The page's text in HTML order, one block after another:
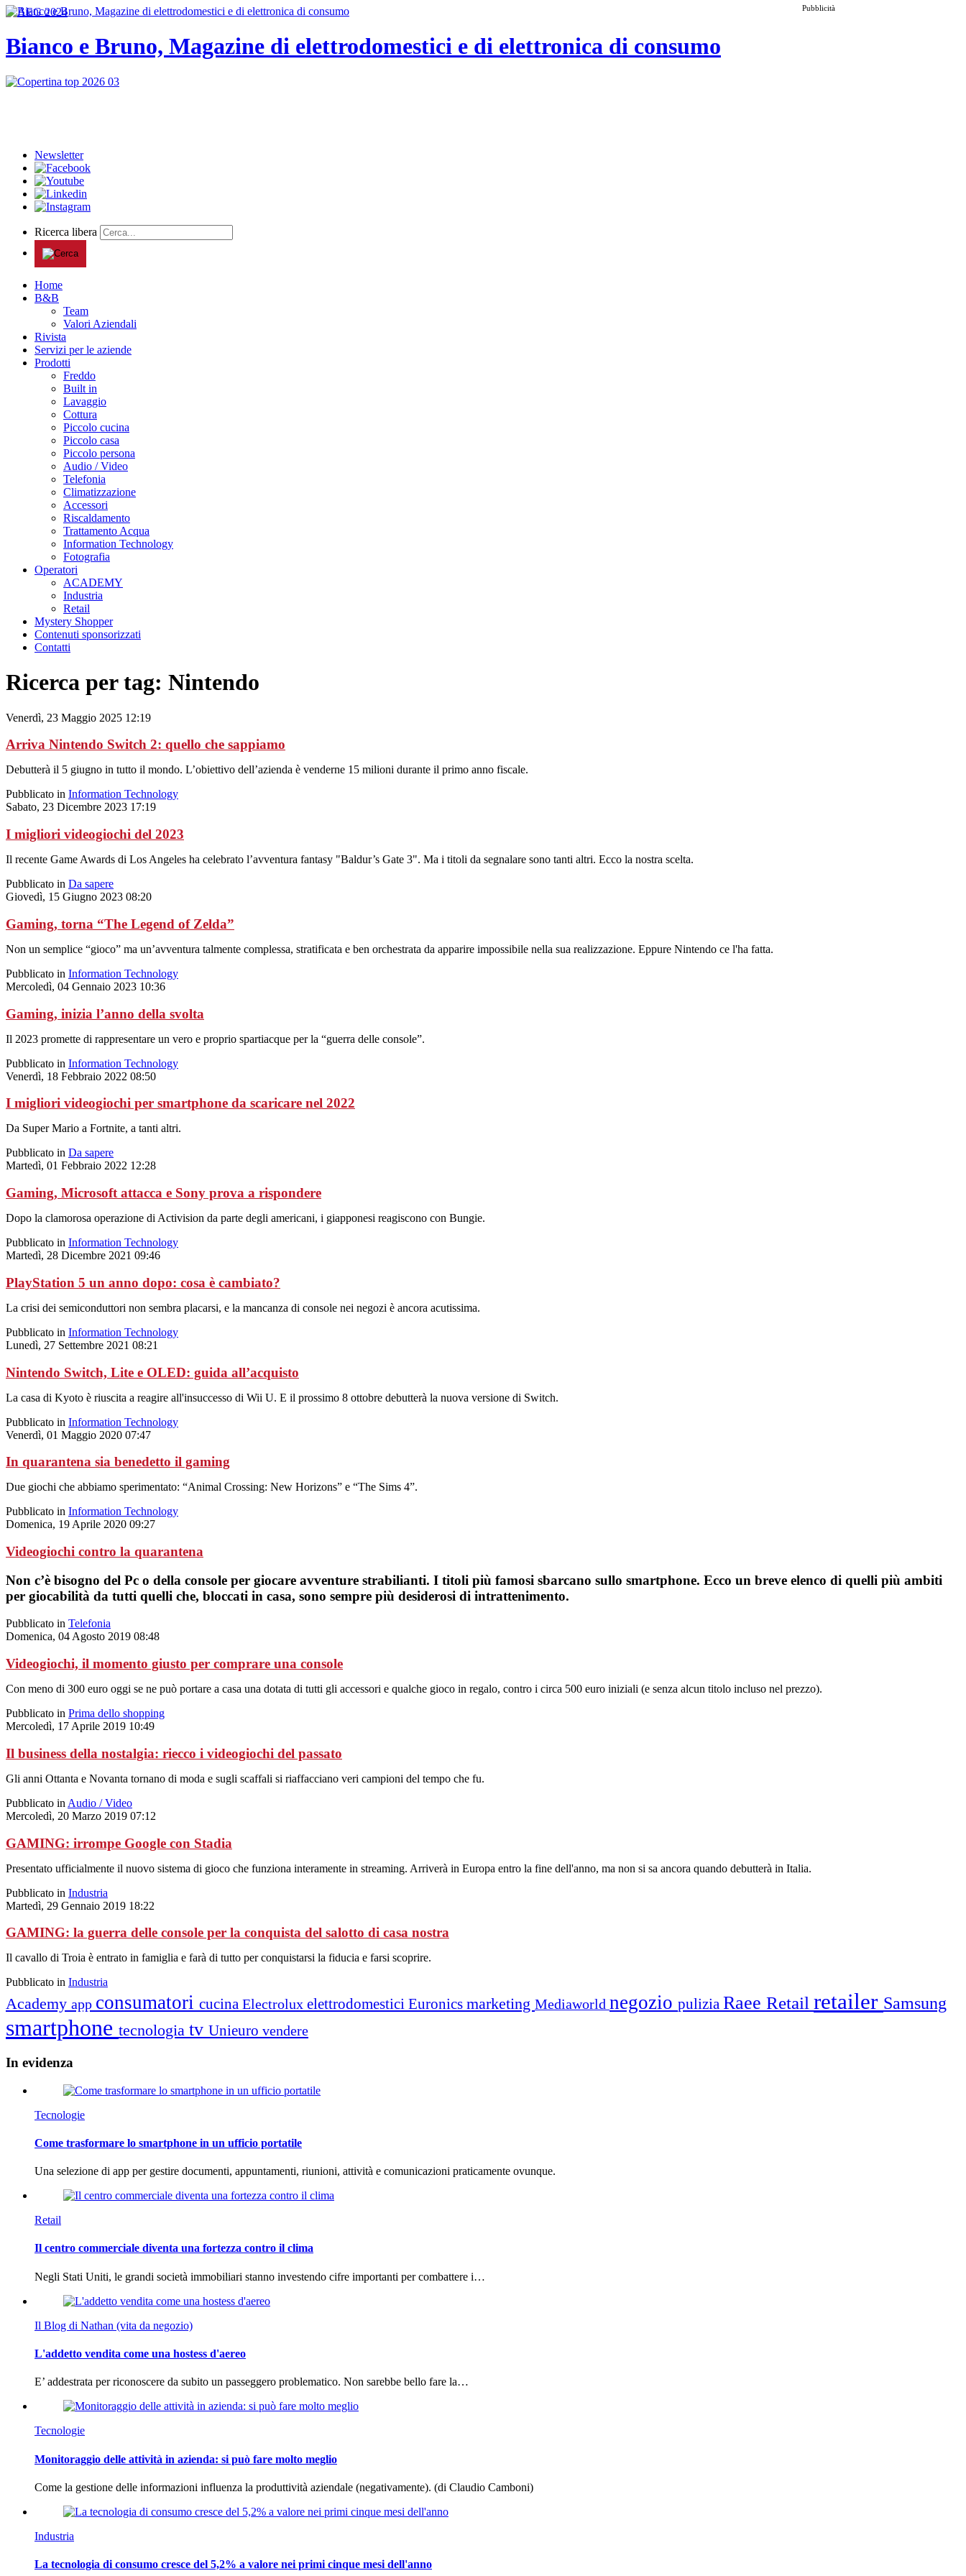
Pubblicità
Bianco e Bruno, Magazine di elettrodomestici e di elettronica di consumo
Newsletter
Ricerca libera
Home
B&B
Team
Valori Aziendali
Rivista
Servizi per le aziende
Prodotti
Freddo
Built in
Lavaggio
Cottura
Piccolo cucina
Piccolo casa
Piccolo persona
Audio / Video
Telefonia
Climatizzazione
Accessori
Riscaldamento
Trattamento Acqua
Information Technology
Fotografia
Operatori
ACADEMY
Industria
Retail
Mystery Shopper
Contenuti sponsorizzati
Contatti
Ricerca per tag: Nintendo
Venerdì, 23 Maggio 2025 12:19
Arriva Nintendo Switch 2: quello che sappiamo
Debutterà il 5 giugno in tutto il mondo. L’obiettivo dell’azienda è venderne 15 milioni durante il primo anno fiscale.
Pubblicato in Information Technology
Sabato, 23 Dicembre 2023 17:19
I migliori videogiochi del 2023
Il recente Game Awards di Los Angeles ha celebrato l’avventura fantasy "Baldur’s Gate 3". Ma i titoli da segnalare sono tanti altri. Ecco la nostra scelta.
Pubblicato in Da sapere
Giovedì, 15 Giugno 2023 08:20
Gaming, torna “The Legend of Zelda”
Non un semplice “gioco” ma un’avventura talmente complessa, stratificata e ben orchestrata da apparire impossibile nella sua realizzazione. Eppure Nintendo ce l'ha fatta.
Pubblicato in Information Technology
Mercoledì, 04 Gennaio 2023 10:36
Gaming, inizia l’anno della svolta
Il 2023 promette di rappresentare un vero e proprio spartiacque per la “guerra delle console”.
Pubblicato in Information Technology
Venerdì, 18 Febbraio 2022 08:50
I migliori videogiochi per smartphone da scaricare nel 2022
Da Super Mario a Fortnite, a tanti altri.
Pubblicato in Da sapere
Martedì, 01 Febbraio 2022 12:28
Gaming, Microsoft attacca e Sony prova a rispondere
Dopo la clamorosa operazione di Activision da parte degli americani, i giapponesi reagiscono con Bungie.
Pubblicato in Information Technology
Martedì, 28 Dicembre 2021 09:46
PlayStation 5 un anno dopo: cosa è cambiato?
La crisi dei semiconduttori non sembra placarsi, e la mancanza di console nei negozi è ancora acutissima.
Pubblicato in Information Technology
Lunedì, 27 Settembre 2021 08:21
Nintendo Switch, Lite e OLED: guida all’acquisto
La casa di Kyoto è riuscita a reagire all'insuccesso di Wii U. E il prossimo 8 ottobre debutterà la nuova versione di Switch.
Pubblicato in Information Technology
Venerdì, 01 Maggio 2020 07:47
In quarantena sia benedetto il gaming
Due giochi che abbiamo sperimentato: “Animal Crossing: New Horizons” e “The Sims 4”.
Pubblicato in Information Technology
Domenica, 19 Aprile 2020 09:27
Videogiochi contro la quarantena
Non c’è bisogno del Pc o della console per giocare avventure strabilianti. I titoli più famosi sbarcano sullo smartphone. Ecco un breve elenco di quelli più ambiti
per giocabilità da tutti quelli che, bloccati in casa, sono sempre più desiderosi di intrattenimento.
Pubblicato in Telefonia
Domenica, 04 Agosto 2019 08:48
Videogiochi, il momento giusto per comprare una console
Con meno di 300 euro oggi se ne può portare a casa una dotata di tutti gli accessori e qualche gioco in regalo, contro i circa 500 euro iniziali (e senza alcun titolo incluso nel prezzo).
Pubblicato in Prima dello shopping
Mercoledì, 17 Aprile 2019 10:49
Il business della nostalgia: riecco i videogiochi del passato
Gli anni Ottanta e Novanta tornano di moda e sugli scaffali si riaffacciano veri campioni del tempo che fu.
Pubblicato in Audio / Video
Mercoledì, 20 Marzo 2019 07:12
GAMING: irrompe Google con Stadia
Presentato ufficialmente il nuovo sistema di gioco che funziona interamente in streaming. Arriverà in Europa entro la fine dell'anno, ma non si sa ancora quando debutterà in Italia.
Pubblicato in Industria
Martedì, 29 Gennaio 2019 18:22
GAMING: la guerra delle console per la conquista del salotto di casa nostra
Il cavallo di Troia è entrato in famiglia e farà di tutto per conquistarsi la fiducia e farsi scoprire.
Pubblicato in Industria
Academy app consumatori cucina Electrolux elettrodomestici Euronics marketing Mediaworld negozio pulizia Raee Retail retailer Samsung
smartphone tecnologia tv Unieuro vendere
In evidenza
Tecnologie
Come trasformare lo smartphone in un ufficio portatile
Una selezione di app per gestire documenti, appuntamenti, riunioni, attività e comunicazioni praticamente ovunque.
Retail
Il centro commerciale diventa una fortezza contro il clima
Negli Stati Uniti, le grandi società immobiliari stanno investendo cifre importanti per combattere i…
Il Blog di Nathan (vita da negozio)
L'addetto vendita come una hostess d'aereo
E’ addestrata per riconoscere da subito un passeggero problematico. Non sarebbe bello fare la…
Tecnologie
Monitoraggio delle attività in azienda: si può fare molto meglio
Come la gestione delle informazioni influenza la produttività aziendale (negativamente). (di Claudio Camboni)
Industria
La tecnologia di consumo cresce del 5,2% a valore nei primi cinque mesi dell'anno